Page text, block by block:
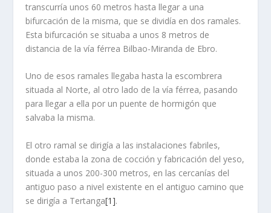
transcurría unos 60 metros hasta llegar a una
bifurcación de la misma, que se dividía en dos ramales.
Esta bifurcación se situaba a unos 8 metros de
distancia de la vía férrea Bilbao-Miranda de Ebro.
Uno de esos ramales llegaba hasta la escombrera
situada al Norte, al otro lado de la vía férrea, pasando
para llegar a ella por un puente de hormigón que
salvaba la misma.
El otro ramal se dirigía a las instalaciones fabriles,
donde estaba la zona de cocción y fabricación del yeso,
situada a unos 200-300 metros, en las cercanías del
antiguo paso a nivel existente en el antiguo camino que
se dirigía a Tertanga[1].